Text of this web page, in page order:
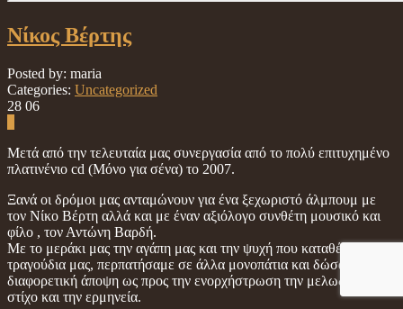
Νίκος Βέρτης
Posted by: maria
Categories: Uncategorized
28 06
Μετά από την τελευταία μας συνεργασία από το πολύ επιτυχημένο
πλατινένιο cd (Μόνο για σένα) το 2007.
Ξανά οι δρόμοι μας ανταμώνουν για ένα ξεχωριστό άλμπουμ με
τον Νίκο Βέρτη αλλά και με έναν αξιόλογο συνθέτη μουσικό και
φίλο , τον Αντώνη Βαρδή.
Με το μεράκι μας την αγάπη μας και την ψυχή που καταθέσαμε στα
τραγούδια μας, περπατήσαμε σε άλλα μονοπάτια και δώσαμε μια
διαφορετική άποψη ως προς την ενορχήστρωση την μελωδία τον
στίχο και την ερμηνεία.